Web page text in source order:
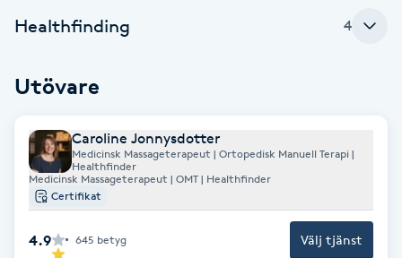
Blowout
Bottenfärg
Healthfinding 4
Utövare
Caroline Jonnysdotter
Medicinsk Massageterapeut | Ortopedisk Manuell Terapi |
Healthfinder
Medicinsk Massageterapeut | OMT | Healthfinder
Certifikat
4.9 645 betyg Välj tjänst